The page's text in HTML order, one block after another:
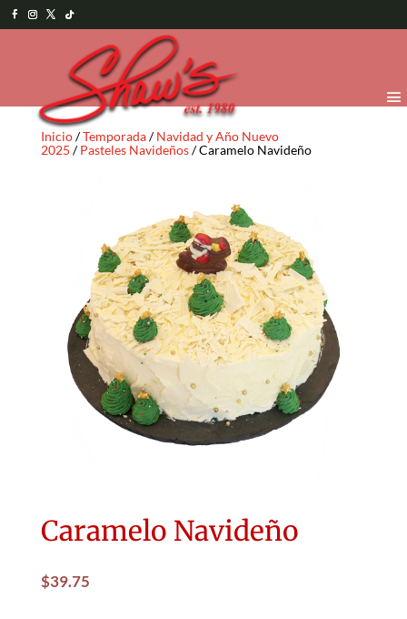
Inicio/Temporada/Navidad y Año Nuevo
2025 /Pasteles Navideños/ Caramelo Navideño
Caramelo Navideño
$39.75